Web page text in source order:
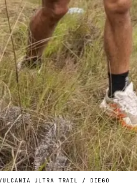
ULTRA TRAIL / DIEGO